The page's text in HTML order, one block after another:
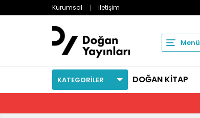
Kurumsal İletişim
Menü
KATEGORİLER DOĞAN KİTAP